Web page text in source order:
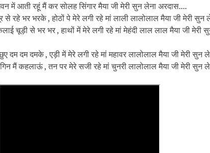
में आती रहूं मैं कर सोलह सिंगार मैया जी मेरी सुन लेना अरदास....
से रहे भर भरके , होठों पे मेरे लगी रहे मां लाली लालोलाल मैया जी मेरी सुन
चूड़ी से भर भर , हाथों में मेरे लगी रहे मां मेहंदी लाल लाल मैया जी मेरी
दम दम दमके , एड़ी में मेरे लगी रहे मां महावर लालोलाल मैया जी मेरी सुन
मैं कहलाऊं , तन पर मेरे सजी रहे मां चुनरी लालोलाल मैया जी मेरी सुन